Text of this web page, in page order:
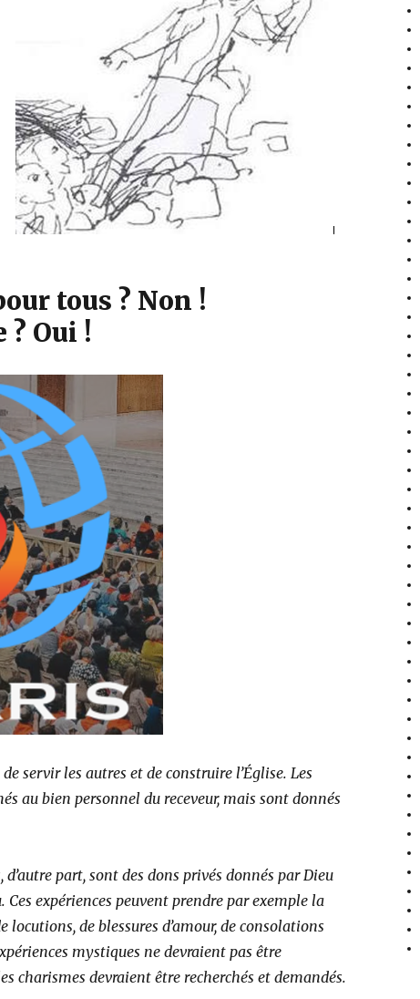
tous ? Non !
Oui !
servir les autres et de construire l’Église. Les
au bien personnel du receveur, mais sont donnés
part, sont des dons privés donnés par Dieu
Ces expériences peuvent prendre par exemple la
locutions, de blessures d’amour, de consolations
mystiques ne devraient pas être
charismes devraient être recherchés et demandés.